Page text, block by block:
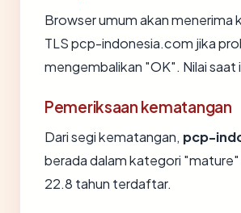
Browser umum akan menerima
TLS pcp-indonesia.com jika
mengembalikan "OK". Nilai saat
Pemeriksaan kematangan
Dari segi kematangan, pcp-
berada dalam kategori
22.8 tahun terdaftar.